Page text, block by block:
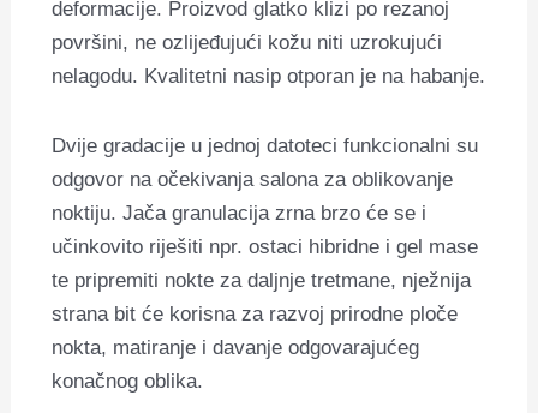
deformacije. Proizvod glatko klizi po rezanoj
površini, ne ozlijeđujući kožu niti uzrokujući
nelagodu. Kvalitetni nasip otporan je na habanje.
Dvije gradacije u jednoj datoteci funkcionalni su
odgovor na očekivanja salona za oblikovanje
noktiju. Jača granulacija zrna brzo će se i
učinkovito riješiti npr. ostaci hibridne i gel mase
te pripremiti nokte za daljnje tretmane, nježnija
strana bit će korisna za razvoj prirodne ploče
nokta, matiranje i davanje odgovarajućeg
konačnog oblika.